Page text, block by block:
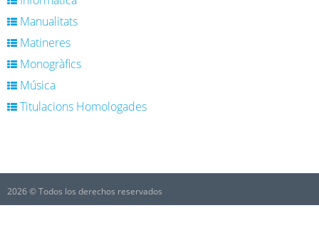
Manualitats
Matineres
Monogràfics
Música
Titulacions Homologades
2026 © Todos los derechos reservados